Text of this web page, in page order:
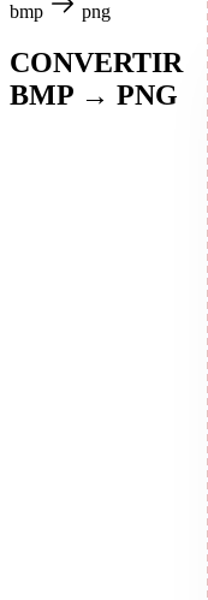
bmp png
CONVERTIR
BMP → PNG